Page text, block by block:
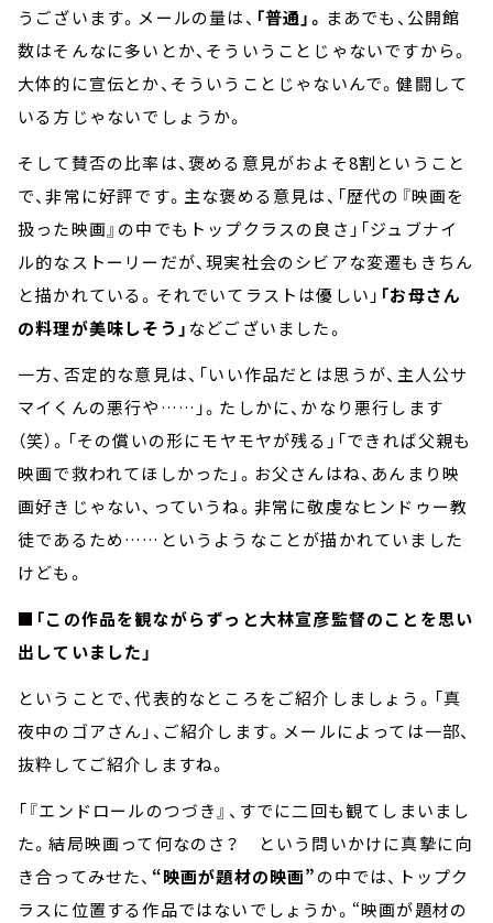
うございます。メールの量は、 「普通」。 まあでも、公開館
数はそんなに多いとか、そういうことじゃないですから。
大体的に宣伝とか、そういうことじゃないんで。健闘して
いる方じゃないでしょうか。
そして賛否の比率は、褒める意見がおよそ8割ということ
で、非常に好評です。主な褒める意見は、「歴代の『映画を
扱った映画』の中でもトップクラスの良さ」「ジュブナイ
ル的なストーリーだが、現実社会のシビアな変遷もきちん
と描かれている。それでいてラストは優しい」 「お母さん
の料理が美味しそう」 などございました。
一方、否定的な意見は、「いい作品だとは思うが、主人公サ
マイくんの悪行や……」。たしかに、かなり悪行します
（笑）。「その償いの形にモヤモヤが残る」「できれば父親も
映画で救われてほしかった」。お父さんはね、あんまり映
画好きじゃない、っていうね。非常に敬虔なヒンドゥー教
徒であるため……というようなことが描かれていました
けども。
■「この作品を観ながらずっと大林宣彦監督のことを思い
出していました」
ということで、代表的なところをご紹介しましょう。「真
夜中のゴアさん」、ご紹介します。メールによっては一部、
抜粋してご紹介しますね。
「『エンドロールのつづき』、すでに二回も観てしまいまし
た。結局映画って何なのさ？ という問いかけに真摯に向
き合ってみせた、 “映画が題材の映画”の中では、トップク
ラスに位置する作品ではないでしょうか。“映画が題材の